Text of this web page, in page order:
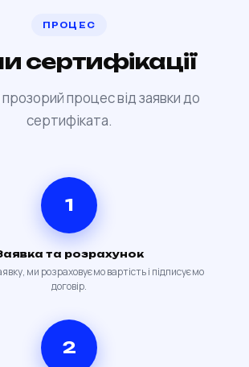
ПРОЦЕС
сертифікації
процес від заявки до
сертифіката.
1
та розрахунок
ми розраховуємо вартість і підписуємо
договір.
2